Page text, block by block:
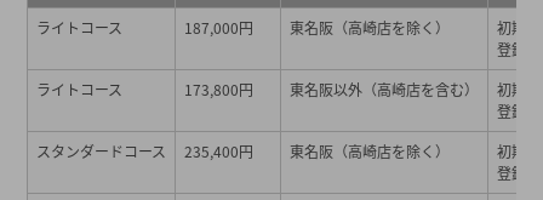
ライトコース
187,000円 東名阪（高崎店を除く）
初期
登録
ライトコース
173,800円 東名阪以外（高崎店を含む）
初期
登録
スタンダードコース
235,400円 東名阪（高崎店を除く）
初期
登録